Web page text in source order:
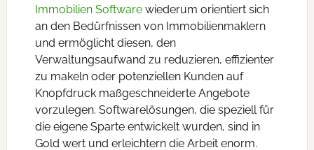
Immobilien Softwarewiederum orientiert sich
an den Bedürfnissen von Immobilienmaklern
und ermöglicht diesen, den
Verwaltungsaufwand zu reduzieren, effizienter
zu makeln oder potenziellen Kunden auf
Knopfdruck maßgeschneiderte Angebote
vorzulegen. Softwarelösungen, die speziell für
die eigene Sparte entwickelt wurden, sind in
Gold wert und erleichtern die Arbeit enorm.